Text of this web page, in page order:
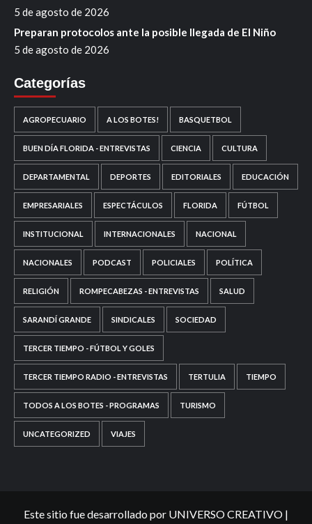
5 de agosto de 2026
Preparan protocolos ante la posible llegada de El Niño
5 de agosto de 2026
Categorías
AGROPECUARIO A LOS BOTES! BASQUETBOL
BUEN DÍA FLORIDA - ENTREVISTAS CIENCIA CULTURA
DEPARTAMENTAL DEPORTES EDITORIALES EDUCACIÓN
EMPRESARIALES ESPECTÁCULOS FLORIDA FÚTBOL
INSTITUCIONAL INTERNACIONALES NACIONAL
NACIONALES PODCAST POLICIALES POLÍTICA
RELIGIÓN ROMPECABEZAS - ENTREVISTAS SALUD
SARANDÍ GRANDE SINDICALES SOCIEDAD
TERCER TIEMPO - FÚTBOL Y GOLES
TERCER TIEMPO RADIO - ENTREVISTAS TERTULIA TIEMPO
TODOS A LOS BOTES - PROGRAMAS TURISMO
UNCATEGORIZED VIAJES
Este sitio fue desarrollado por UNIVERSO CREATIVO |